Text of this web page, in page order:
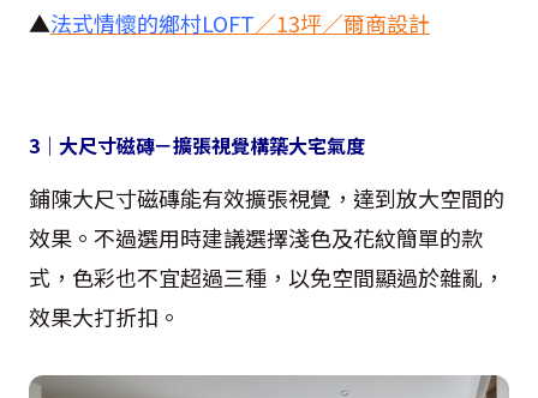
▲法式情懷的鄉村LOFT／13坪／爾商設計
3｜大尺寸磁磚－擴張視覺構築大宅氣度
鋪陳大尺寸磁磚能有效擴張視覺，達到放大空間的
效果。不過選用時建議選擇淺色及花紋簡單的款
式，色彩也不宜超過三種，以免空間顯過於雜亂，
效果大打折扣。